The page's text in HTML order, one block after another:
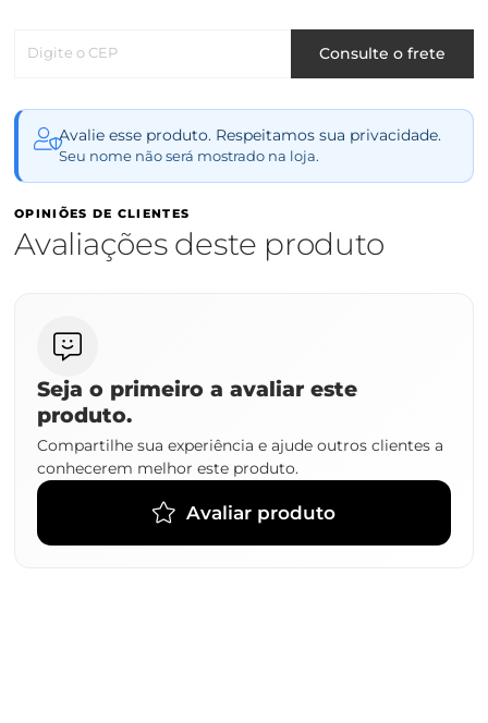
Digite o CEP Consulte o frete
Avalie esse produto. Respeitamos sua privacidade.
Seu nome não será mostrado na loja.
OPINIÕES DE CLIENTES
Avaliações deste produto
Seja o primeiro a avaliar este
produto.
Compartilhe sua experiência e ajude outros clientes a
conhecerem melhor este produto.
Avaliar produto